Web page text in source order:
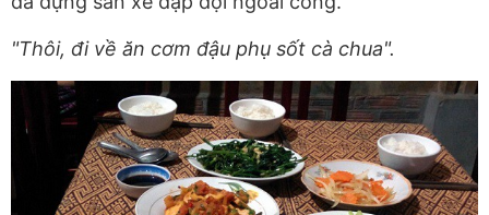
"Thôi, đi về ăn cơm đậu phụ sốt cà chua".